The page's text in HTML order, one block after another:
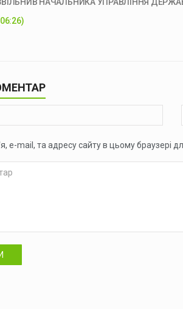
e-mail, та адресу сайту в цьому браузері